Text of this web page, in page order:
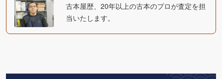
古本屋歴、20年以上の古本のプロが査定を担
当いたします。